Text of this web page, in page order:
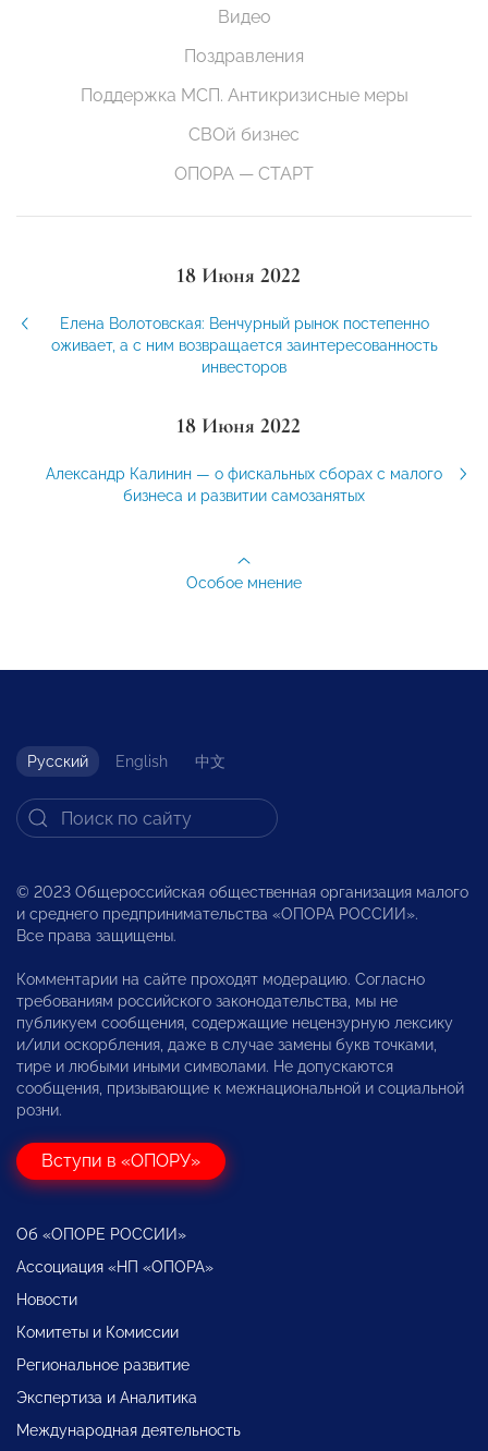
Видео
Поздравления
Поддержка МСП. Антикризисные меры
СВОй бизнес
ОПОРА — СТАРТ
18 Июня 2022
Елена Волотовская: Венчурный рынок постепенно
оживает, а с ним возвращается заинтересованность
инвесторов
18 Июня 2022
Александр Калинин — о фискальных сборах с малого
бизнеса и развитии самозанятых
Особое мнение
Русский English 中文
© 2023 Общероссийская общественная организация малого
и среднего предпринимательства «ОПОРА РОССИИ».
Все права защищены.
Комментарии на сайте проходят модерацию. Согласно
требованиям российского законодательства, мы не
публикуем сообщения, содержащие нецензурную лексику
и/или оскорбления, даже в случае замены букв точками,
тире и любыми иными символами. Не допускаются
сообщения, призывающие к межнациональной и социальной
розни.
Вступи в «ОПОРУ»
Об «ОПОРЕ РОССИИ»
Ассоциация «НП «ОПОРА»
Новости
Комитеты и Комиссии
Региональное развитие
Экспертиза и Аналитика
Международная деятельность